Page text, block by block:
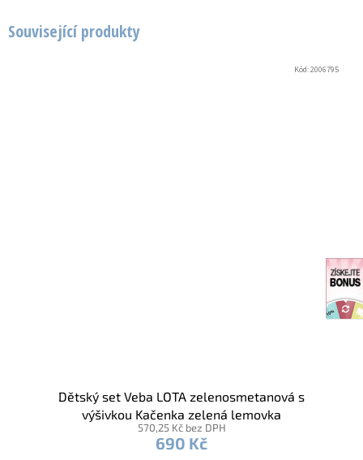
Související produkty
Dětský set Veba LOTA zelenosmetanová s
výšivkou Kačenka zelená lemovka
570,25 Kč bez DPH
690 Kč
Kód:2006795